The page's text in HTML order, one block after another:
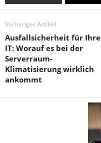
Vorheriger Artikel
Ausfallsicherheit für Ihre
IT: Worauf es bei der
Serverraum-
Klimatisierung wirklich
ankommt